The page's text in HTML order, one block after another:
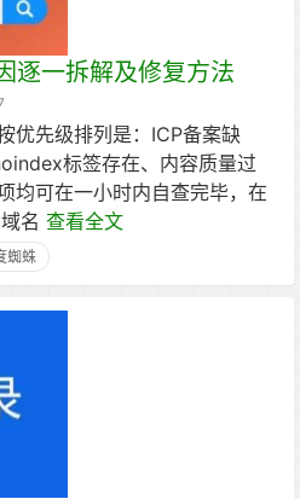
逐一拆解及修复方法
优先级排列是：ICP备案缺
标签存在、内容质量过
均可在一小时内自查完毕，在
名 查看全文
蜘蛛